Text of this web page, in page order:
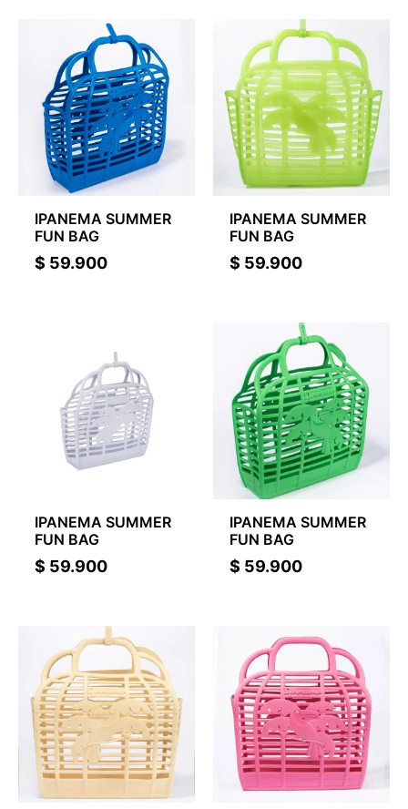
IPANEMA SUMMER
FUN BAG
$ 59.900
IPANEMA SUMMER
FUN BAG
$ 59.900
IPANEMA SUMMER
FUN BAG
$ 59.900
IPANEMA SUMMER
FUN BAG
$ 59.900